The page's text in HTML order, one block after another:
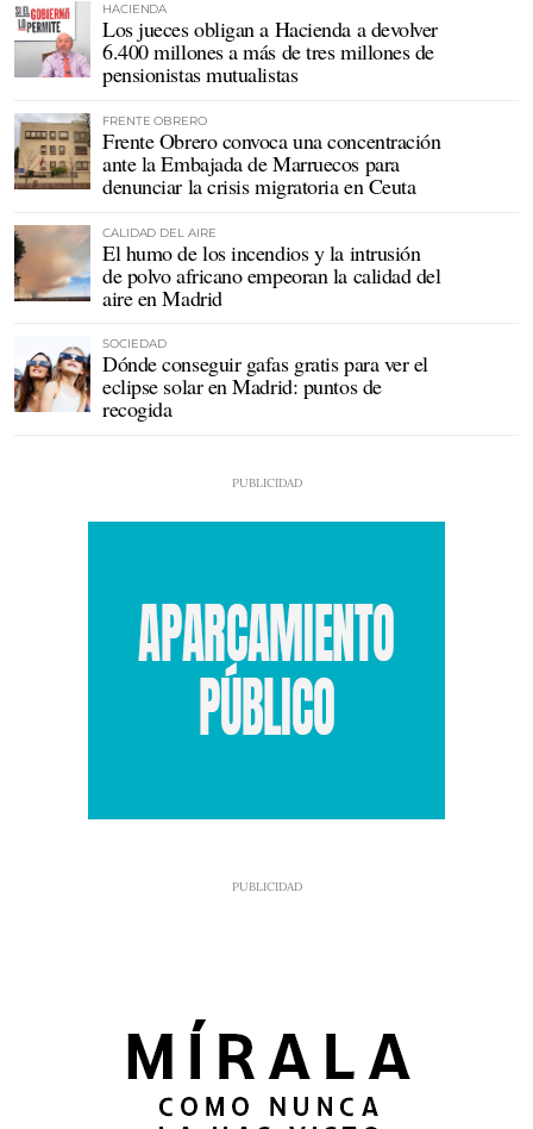
HACIENDA
Los jueces obligan a Hacienda a devolver
6.400 millones a más de tres millones de
pensionistas mutualistas
FRENTE OBRERO
Frente Obrero convoca una concentración
ante la Embajada de Marruecos para
denunciar la crisis migratoria en Ceuta
CALIDAD DEL AIRE
El humo de los incendios y la intrusión
de polvo africano empeoran la calidad del
aire en Madrid
SOCIEDAD
Dónde conseguir gafas gratis para ver el
eclipse solar en Madrid: puntos de
recogida